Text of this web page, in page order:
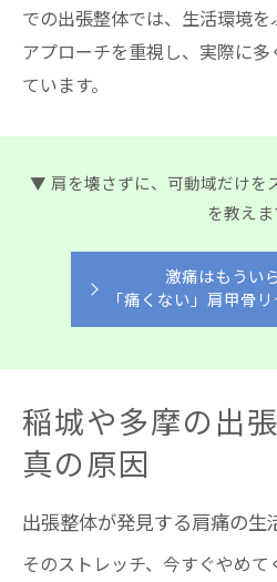
での出張整体では、生活環境
アプローチを重視し、実際に
ています。
▼ 肩を壊さずに、可動域だけを
を教えま
激痛はもうい
「痛くない」肩甲骨
稲城や多摩の出
真の原因
出張整体が発見する肩痛の生
そのストレッチ、今すぐやめて